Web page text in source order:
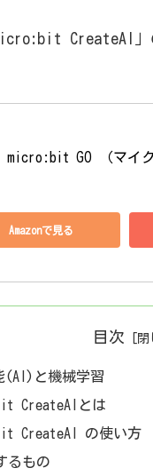
CreateAI」
GO （マイク
Amazonで見る
目次
(AI)と機械学習
CreateAIとは
CreateAI の使い方
るもの